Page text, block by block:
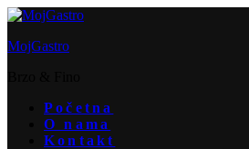
MojGastro
Početna
O nama
Kontakt